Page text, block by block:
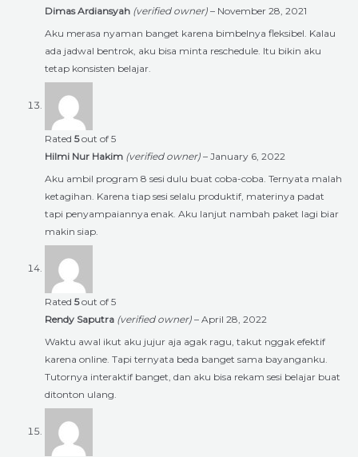
Dimas Ardiansyah (verified owner) – November 28, 2021
Aku merasa nyaman banget karena bimbelnya fleksibel. Kalau
ada jadwal bentrok, aku bisa minta reschedule. Itu bikin aku
tetap konsisten belajar.
Rated 5out of 5
Hilmi Nur Hakim (verified owner) – January 6, 2022
Aku ambil program 8 sesi dulu buat coba-coba. Ternyata malah
ketagihan. Karena tiap sesi selalu produktif, materinya padat
tapi penyampaiannya enak. Aku lanjut nambah paket lagi biar
makin siap.
Rated 5out of 5
Rendy Saputra (verified owner) – April 28, 2022
Waktu awal ikut aku jujur aja agak ragu, takut nggak efektif
karena online. Tapi ternyata beda banget sama bayanganku.
Tutornya interaktif banget, dan aku bisa rekam sesi belajar buat
ditonton ulang.